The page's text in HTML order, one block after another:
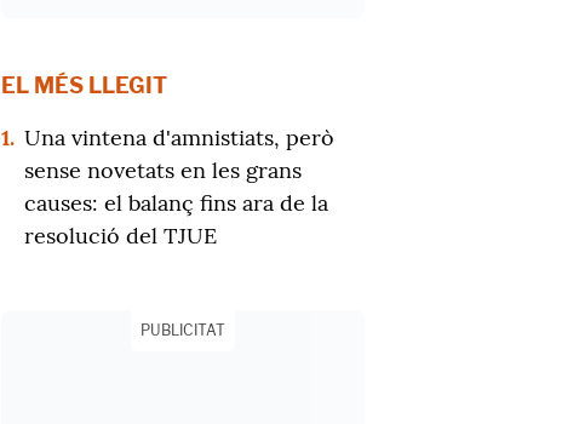
EL MÉS LLEGIT
1. Una vintena d'amnistiats, però
sense novetats en les grans
causes: el balanç fins ara de la
resolució del TJUE
PUBLICITAT